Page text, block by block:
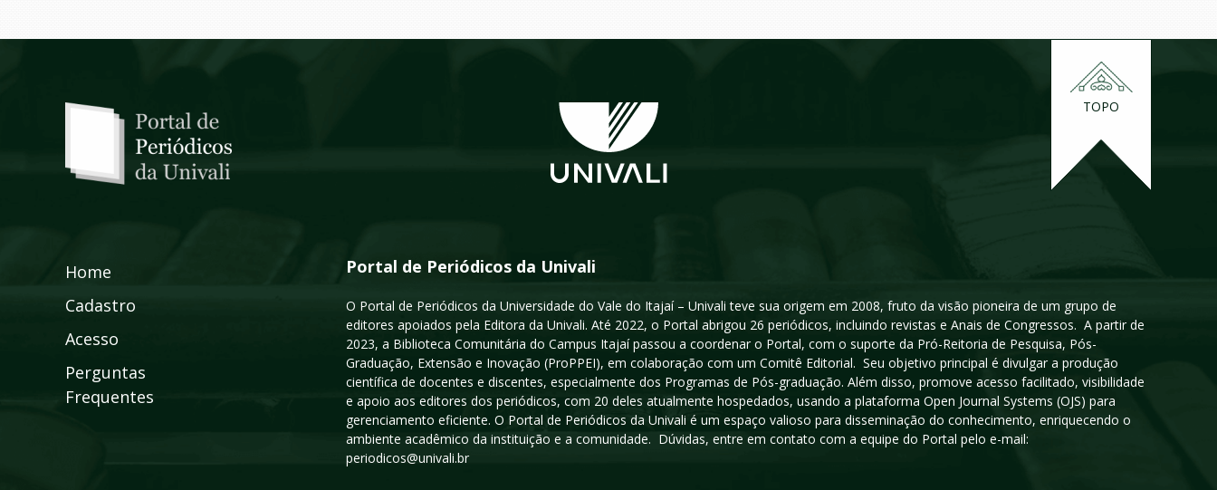
TOPO
Home
Cadastro
Acesso
Perguntas
Frequentes
Portal de Periódicos da Univali
O Portal de Periódicos da Universidade do Vale do Itajaí – Univali teve sua origem em 2008, fruto da visão pioneira de um grupo de
editores apoiados pela Editora da Univali. Até 2022, o Portal abrigou 26 periódicos, incluindo revistas e Anais de Congressos. A partir de
2023, a Biblioteca Comunitária do Campus Itajaí passou a coordenar o Portal, com o suporte da Pró-Reitoria de Pesquisa, Pós-
Graduação, Extensão e Inovação (ProPPEI), em colaboração com um Comitê Editorial. Seu objetivo principal é divulgar a produção
científica de docentes e discentes, especialmente dos Programas de Pós-graduação. Além disso, promove acesso facilitado, visibilidade
e apoio aos editores dos periódicos, com 20 deles atualmente hospedados, usando a plataforma Open Journal Systems (OJS) para
gerenciamento eficiente. O Portal de Periódicos da Univali é um espaço valioso para disseminação do conhecimento, enriquecendo o
ambiente acadêmico da instituição e a comunidade. Dúvidas, entre em contato com a equipe do Portal pelo e-mail:
periodicos@univali.br